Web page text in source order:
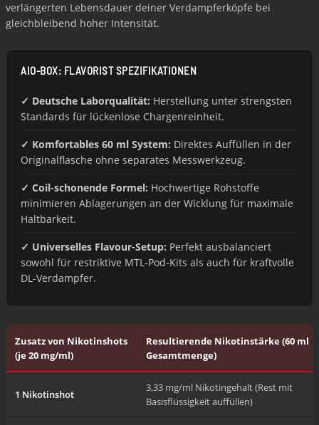
verlängerten Lebensdauer deiner Verdampferköpfe bei
gleichbleibend hoher Intensität.
AIO-BOX: FLAVORIST SPEZIFIKATIONEN
✓ Deutsche Laborqualität: Herstellung unter strengsten
Standards für lückenlose Chargenreinheit.
✓ Komfortables 60 ml System: Direktes Auffüllen in der
Originalflasche ohne separates Messwerkzeug.
✓ Coil-schonende Formel: Hochwertige Rohstoffe
minimieren Ablagerungen an der Wicklung für maximale
Haltbarkeit.
✓ Universelles Flavour-Setup: Perfekt ausbalanciert
sowohl für restriktive MTL-Pod-Kits als auch für kraftvolle
DL-Verdampfer.
Zusatz von Nikotinshots
(je 20 mg/ml)
Resultierende Nikotinstärke (60 ml
Gesamtmenge)
1 Nikotinshot
3,33 mg/ml Nikotingehalt (Rest mit
Basisflüssigkeit auffüllen)